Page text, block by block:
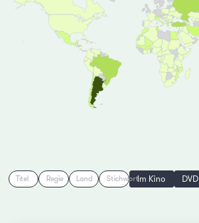
Titel Regie Land StichwortIm Kino DVD